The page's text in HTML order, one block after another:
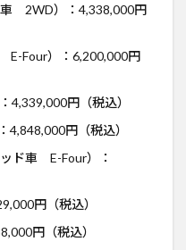
車 2WD）：4,338,000円
E-Four）：6,200,000円
円（税込）
円（税込）
ド車 E-Four）：
円（税込）
円（税込）